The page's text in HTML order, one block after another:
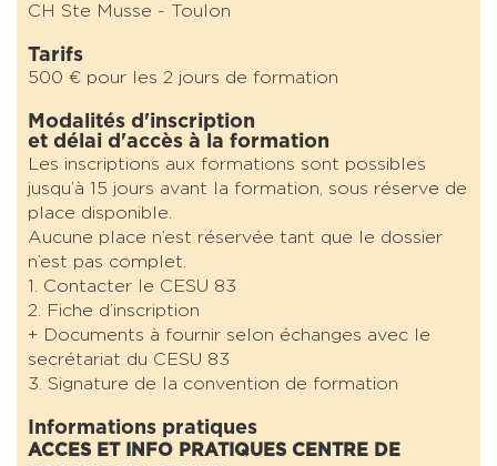
CH Ste Musse - Toulon
Tarifs
500 € pour les 2 jours de formation
Modalités d'inscription
et délai d'accès à la formation
Les inscriptions aux formations sont possibles
jusqu’à 15 jours avant la formation, sous réserve de
place disponible.
Aucune place n’est réservée tant que le dossier
n’est pas complet.
1. Contacter le CESU 83
2. Fiche d’inscription
+ Documents à fournir selon échanges avec le
secrétariat du CESU 83
3. Signature de la convention de formation
Informations pratiques
ACCES ET INFO PRATIQUES CENTRE DE